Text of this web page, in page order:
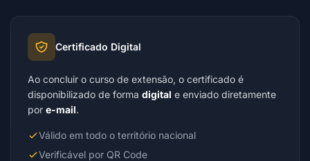
Certificado Digital
Ao concluir o curso de extensão, o certificado é
disponibilizado de forma digital e enviado diretamente
por e-mail.
Válido em todo o território nacional
Verificável por QR Code